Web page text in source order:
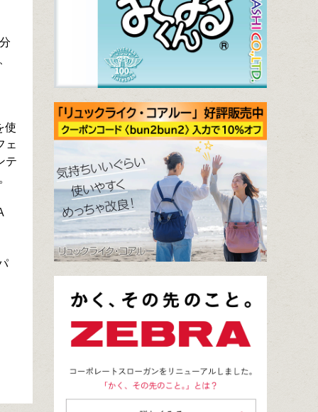
使
ェ
テ